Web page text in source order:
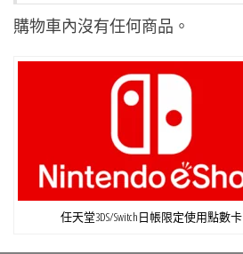
購物車內沒有任何商品。
任天堂3DS/Switch日帳限定使用點數卡